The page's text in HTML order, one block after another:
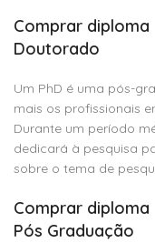
Comprar diploma
Doutorado
Um PhD é uma pós-
mais os profissionais
Durante um período
dedicará à pesquisa
sobre o tema de
Comprar diploma
Pós Graduação